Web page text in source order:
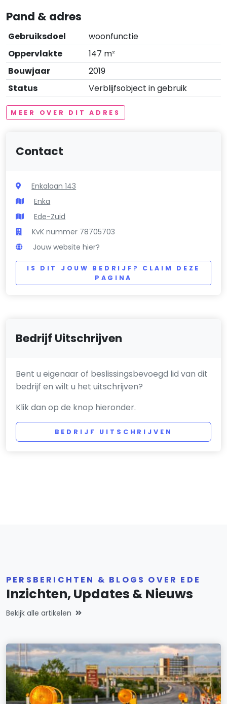
Pand & adres
Gebruiksdoel
woonfunctie
Oppervlakte
147 m²
Bouwjaar
2019
Status
Verblijfsobject in gebruik
MEER OVER DIT ADRES
Contact
Enkalaan 143
Enka
Ede-Zuid
KvK nummer 78705703
Jouw website hier?
IS DIT JOUW BEDRIJF? CLAIM DEZE
PAGINA
Bedrijf Uitschrijven
Bent u eigenaar of beslissingsbevoegd lid van dit
bedrijf en wilt u het uitschrijven?
Klik dan op de knop hieronder.
BEDRIJF UITSCHRIJVEN
PERSBERICHTEN & BLOGS OVER EDE
Inzichten, Updates & Nieuws
Bekijk alle artikelen